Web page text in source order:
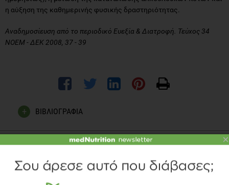
η αύξηση της καθημερινής φυσικής δραστηριότητας.
Αναδημοσίευση από το περιοδικό Ευεξία & Διατροφή. Τεύχος 34
ΝΟΕΜ - ΔΕΚ 2008, 37 - 39
ΒΙΒΛΙΟΓΡΑΦΙΑ
World Health Organization (1996) Research on the
menopause in the 1990s. Report of a WHO Scientific Group.
World Health Organ Tech Rep Ser, 866, 1-107.
×